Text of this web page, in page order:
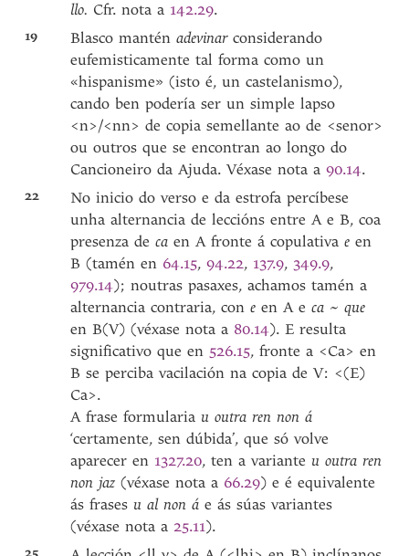
llo. Cfr. nota a 142.29.
19 Blasco manténadevinarconsiderando
eufemisticamente tal forma como un
«hispanisme» (isto é, un castelanismo),
cando ben podería ser un simple lapso
<n>/<nn> de copia semellante ao de <senor>
ou outros que se encontran ao longo do
Cancioneiro da Ajuda. Véxase nota a90.14.
22
No inicio do verso e da estrofa percíbese
unha alternancia de leccións entre A e B, coa
presenza decaen A fronte á copulativae en
B (tamén en 64.15,94.22, 137.9, 349.9,
979.14); noutras pasaxes, achamos tamén a
alternancia contraria, coneen A eca ~que
en B(V) (véxase nota a 80.14). E resulta
significativo que en 526.15, fronte a <Ca> en
B se perciba vacilación na copia de V: <(E)
Ca>.
A frase formulariau outra ren non á
‘certamente, sen dúbida’, que só volve
aparecer en 1327.20, ten a varianteu outra ren
non jaz (véxase nota a 66.29) e é equivalente
ás frasesu al non á e ás súas variantes
(véxase nota a 25.11).